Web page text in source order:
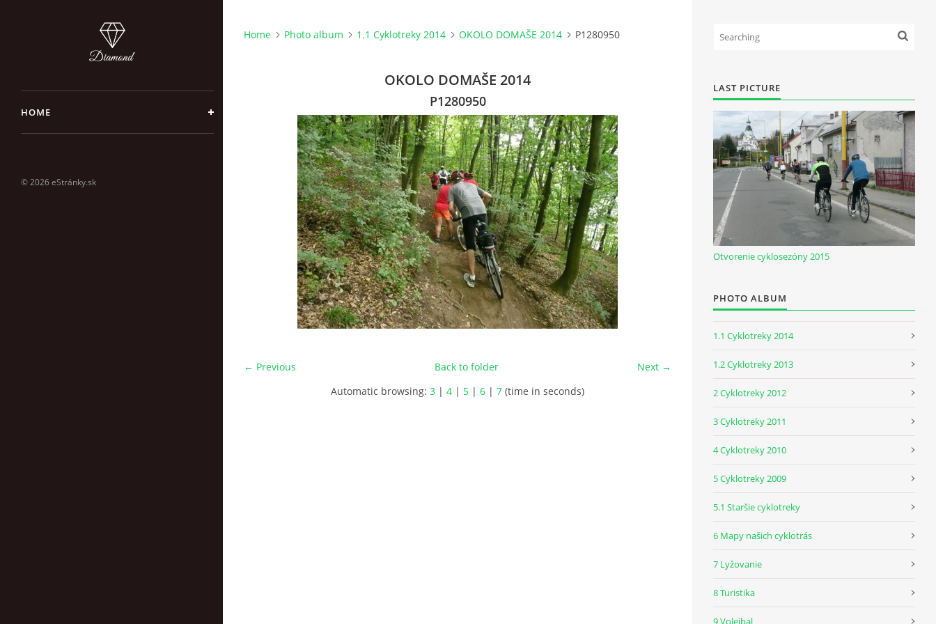
HOME
© 2026 eStránky.sk
Home Photo album 1.1 Cyklotreky 2014 OKOLO DOMAŠE 2014 P1280950
OKOLO DOMAŠE 2014
P1280950
← Previous Next →
Back to folder
Automatic browsing: 3 | 4 | 5 | 6 | 7 (time in seconds)
LAST PICTURE
Otvorenie cyklosezóny 2015
PHOTO ALBUM
1.1 Cyklotreky 2014
1.2 Cyklotreky 2013
2 Cyklotreky 2012
3 Cyklotreky 2011
4 Cyklotreky 2010
5 Cyklotreky 2009
5.1 Staršie cyklotreky
6 Mapy našich cyklotrás
7 Lyžovanie
8 Turistika
9 Volejbal